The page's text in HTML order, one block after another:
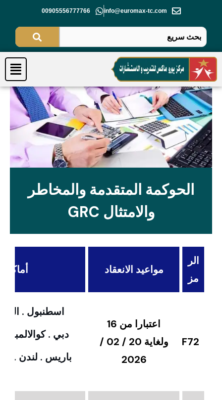
المحتوى
info@euromax-tc.com
00905556777766
الحوكمة المتقدمة والمخاطر
والامتثال GRC
الر
مز
مواعيد الانعقاد أماكن
F72
اعتبارا من 16
ولغاية 20 / 02 /
2026
اسطنبول .
دبي .
باريس . لندن .